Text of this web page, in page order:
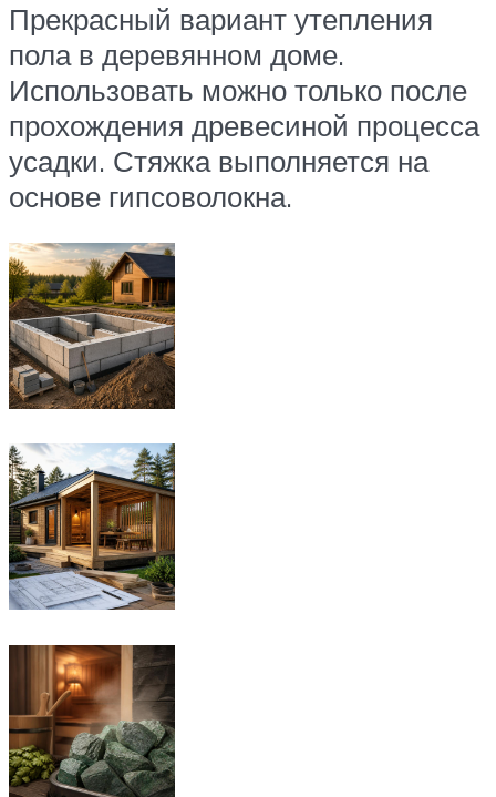
Прекрасный вариант утепления
пола в деревянном доме.
Использовать можно только после
прохождения древесиной процесса
усадки. Стяжка выполняется на
основе гипсоволокна.